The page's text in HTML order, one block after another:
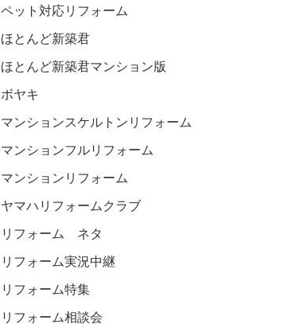
ペット対応リフォーム
ほとんど新築君
ほとんど新築君マンション版
ボヤキ
マンションスケルトンリフォーム
マンションフルリフォーム
マンションリフォーム
ヤマハリフォームクラブ
リフォーム ネタ
リフォーム実況中継
リフォーム特集
リフォーム相談会